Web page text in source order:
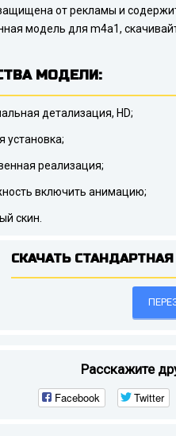
от рекламы и
модель для m4a1,
МОДЕЛИ:
детализация, HD;
установка;
реализация;
включить анимацию;
скин.
СКАЧАТЬ СТАНДАРТНАЯ
Расскажите
Facebook Twitter